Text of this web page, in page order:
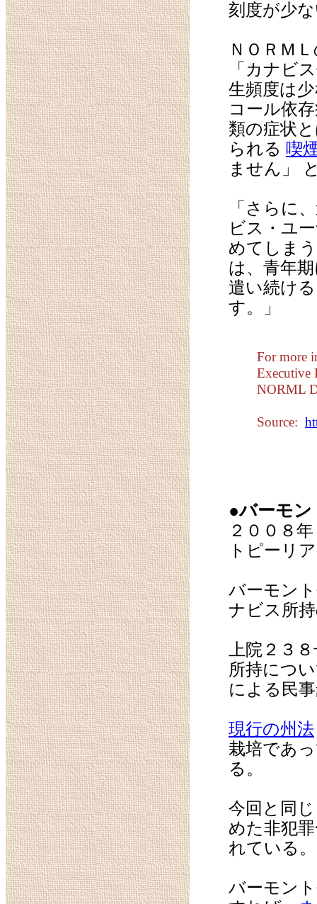
刻度が少
ＮＯＲＭ
「カナビ
生頻度は
コール依
類の症状
られる 喫
ません」
「さらに
ビス・ユ
めてしま
は、青年
遣い続け
す。」
For more
Executive
NORML
Source:
●バーモン
２００８
トピーリ
バーモン
ナビス所
上院２３
所持につ
による民
現行の州法
栽培であ
る。
今回と同
めた非犯
れている。
バーモン